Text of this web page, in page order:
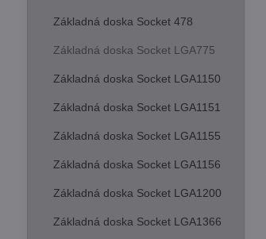
Základná doska Socket 478
Základná doska Socket LGA775
Základná doska Socket LGA1150
Základná doska Socket LGA1151
Základná doska Socket LGA1155
Základná doska Socket LGA1156
Základná doska Socket LGA1200
Základná doska Socket LGA1366